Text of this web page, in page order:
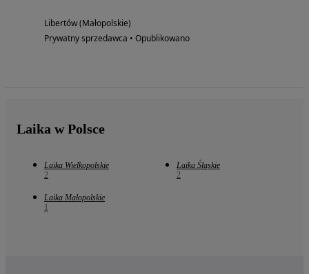
Libertów (Małopolskie)
Prywatny sprzedawca • Opublikowano
Laika w Polsce
Laika Wielkopolskie
2
Laika Śląskie
2
Laika Małopolskie
1